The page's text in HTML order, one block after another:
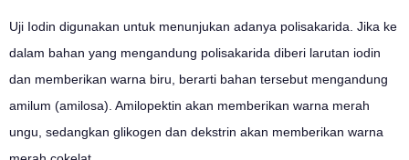
Uji Iodin digunakan untuk menunjukan adanya polisakarida. Jika ke
dalam bahan yang mengandung polisakarida diberi larutan iodin
dan memberikan warna biru, berarti bahan tersebut mengandung
amilum (amilosa). Amilopektin akan memberikan warna merah
ungu, sedangkan glikogen dan dekstrin akan memberikan warna